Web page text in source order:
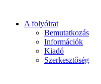
A folyóirat
Bemutatkozás
Információk
Kiadó
Szerkesztőség